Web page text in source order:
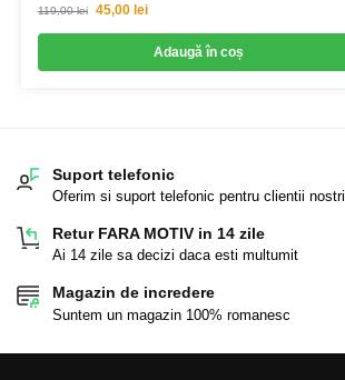
119,00lei 45,00 lei
Adaugă în coș
Suport telefonic
Oferim si suport telefonic pentru clientii nostri
Retur FARA MOTIV in 14 zile
Ai 14 zile sa decizi daca esti multumit
Magazin de incredere
Suntem un magazin 100% romanesc